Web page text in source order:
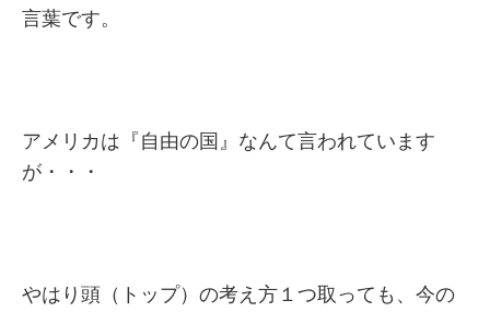
言葉です。
アメリカは『自由の国』なんて言われています
が・・・
やはり頭（トップ）の考え方１つ取っても、今の